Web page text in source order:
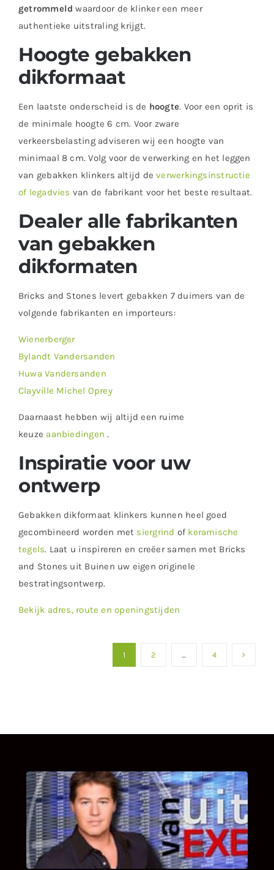
getrommeld waardoor de klinker een meer
authentieke uitstraling krijgt.
Hoogte gebakken
dikformaat
Een laatste onderscheid is de hoogte. Voor een oprit is
de minimale hoogte 6 cm. Voor zware
verkeersbelasting adviseren wij een hoogte van
minimaal 8 cm. Volg voor de verwerking en het leggen
van gebakken klinkers altijd deverwerkingsinstructie
of legadvies van de fabrikant voor het beste resultaat.
Dealer alle fabrikanten
van gebakken
dikformaten
Bricks and Stones levert gebakken 7 duimers van de
volgende fabrikanten en importeurs:
Wienerberger
Bylandt Vandersanden
Huwa Vandersanden
Clayville Michel Oprey
Daarnaast hebben wij altijd een ruime
keuze aanbiedingen .
Inspiratie voor uw
ontwerp
Gebakken dikformaat klinkers kunnen heel goed
gecombineerd worden met siergrind of keramische
tegels. Laat u inspireren en creëer samen met Bricks
and Stones uit Buinen uw eigen originele
bestratingsontwerp.
Bekijk adres, route en openingstijden
1 2 … 4
UITSTEL VAN EXECUTIE
Bekijk hier de fragmenten van de deelname
van Bricks and Stones aan dit programma.